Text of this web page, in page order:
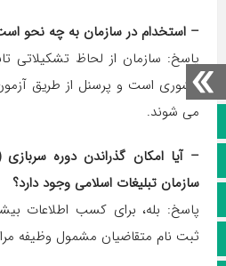
صفحه نخست
کانال سروش
آپارات
– استخدام در سازمان به چه نحو
پاسخ: سازمان از لحاظ تشکیلاتی
کشوری است و پرسنل از طریق
می شوند.
– آیا امکان گذراندن دوره
سازمان تبلیغات اسلامی وجود دارد؟
پاسخ: بله، برای کسب اطلاعات
ثبت نام متقاضیان مشمول وظیفه